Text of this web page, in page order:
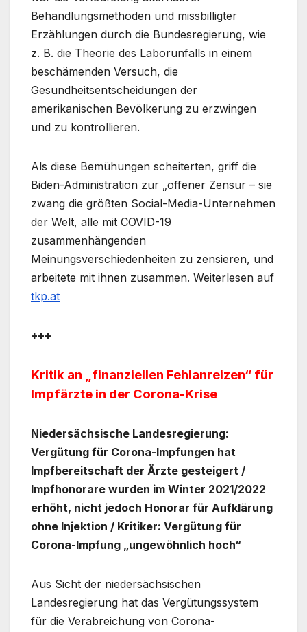
Behandlungsmethoden und missbilligter
Erzählungen durch die Bundesregierung, wie
z. B. die Theorie des Laborunfalls in einem
beschämenden Versuch, die
Gesundheitsentscheidungen der
amerikanischen Bevölkerung zu erzwingen
und zu kontrollieren.
Als diese Bemühungen scheiterten, griff die
Biden-Administration zur „offener Zensur – sie
zwang die größten Social-Media-Unternehmen
der Welt, alle mit COVID-19
zusammenhängenden
Meinungsverschiedenheiten zu zensieren, und
arbeitete mit ihnen zusammen. Weiterlesen auf
tkp.at
+++
Kritik an „finanziellen Fehlanreizen“ für
Impfärzte in der Corona-Krise
Niedersächsische Landesregierung:
Vergütung für Corona-Impfungen hat
Impfbereitschaft der Ärzte gesteigert /
Impfhonorare wurden im Winter 2021/2022
erhöht, nicht jedoch Honorar für Aufklärung
ohne Injektion / Kritiker: Vergütung für
Corona-Impfung „ungewöhnlich hoch“
Aus Sicht der niedersächsischen
Landesregierung hat das Vergütungssystem
für die Verabreichung von Corona-